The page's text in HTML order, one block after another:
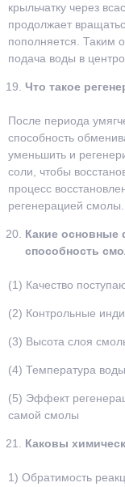
крыльчатку через
продолжает
пополняется. Таким
подача воды в
Что такое
После периода
способность
уменьшить и
соли, чтобы
процесс
регенерацией смолы.
Какие
способность
(1) Качество
(2) Контрольные
(3) Высота слоя
(4) Температура
(5) Эффект
самой смолы
Каковы
1) Обратимость